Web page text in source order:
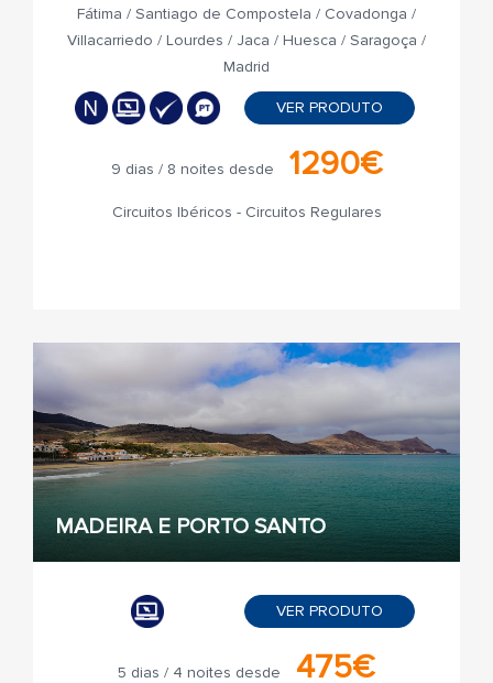
Fátima / Santiago de Compostela / Covadonga /
Villacarriedo / Lourdes / Jaca / Huesca / Saragoça /
Madrid
VER PRODUTO
9 dias / 8 noites desde 1290€
Circuitos Ibéricos - Circuitos Regulares
MADEIRA E PORTO SANTO
VER PRODUTO
5 dias / 4 noites desde 475€